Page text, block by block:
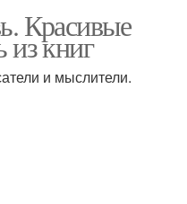
Красивые
книг
и мыслители.